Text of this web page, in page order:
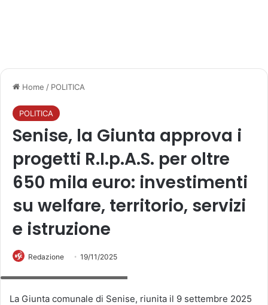
Home / POLITICA
POLITICA
Senise, la Giunta approva i
progetti R.I.p.A.S. per oltre
650 mila euro: investimenti
su welfare, territorio, servizi
e istruzione
Redazione 19/11/2025
La Giunta comunale di Senise, riunita il 9 settembre 2025